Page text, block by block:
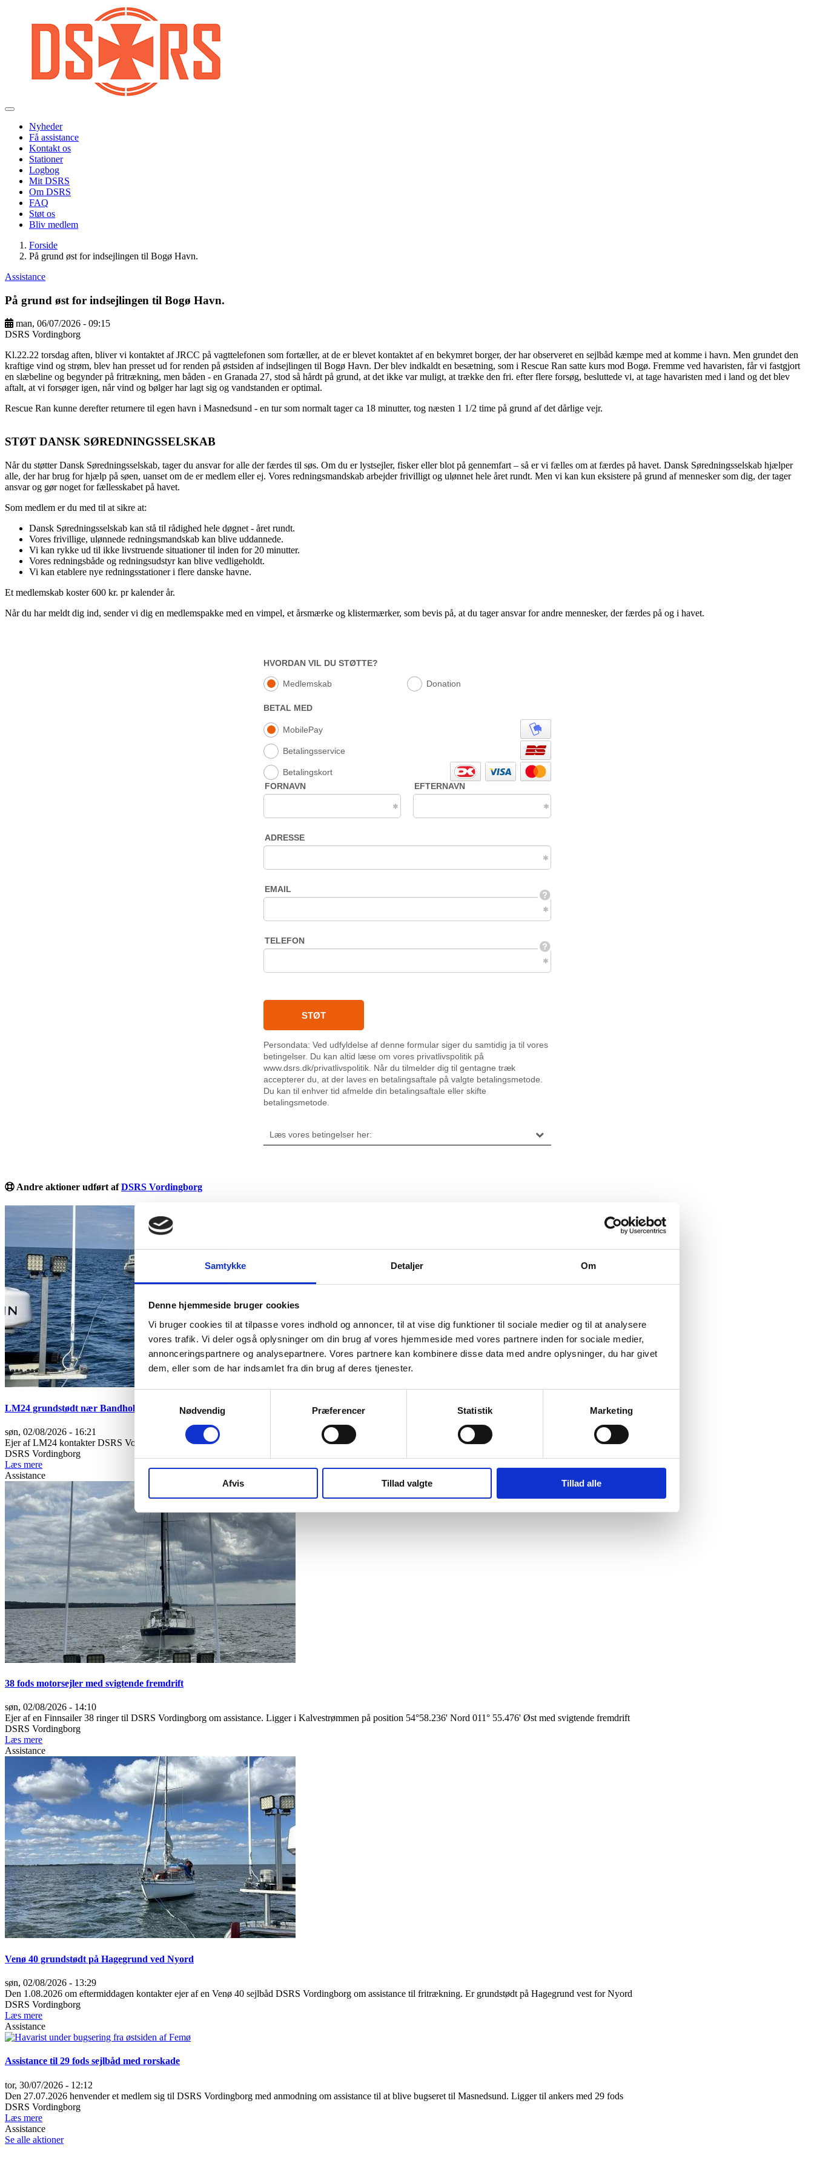
Samtykke Detaljer Om
Denne hjemmeside bruger cookies
Vi bruger cookies til at tilpasse vores indhold og annoncer, til at vise dig funktioner til sociale medier og til at analysere
vores trafik. Vi deler også oplysninger om din brug af vores hjemmeside med vores partnere inden for sociale medier,
annonceringspartnere og analysepartnere. Vores partnere kan kombinere disse data med andre oplysninger, du har givet
dem, eller som de har indsamlet fra din brug af deres tjenester.
Nødvendig
Præferencer Statistik Marketing
Afvis Tillad valgte Tillad alle
hovedindhold
Nyheder
Få assistance
Kontakt os
Stationer
Logbog
Mit DSRS
Om DSRS
FAQ
Støt os
Bliv medlem
Brødkrumme
Forside
På grund øst for indsejlingen til Bogø Havn.
Assistance
På grund øst for indsejlingen til Bogø Havn.
man, 06/07/2026 - 09:15
DSRS Vordingborg
Kl.22.22 torsdag aften, bliver vi kontaktet af JRCC på vagttelefonen som fortæller, at de er blevet kontaktet af en bekymret borger, der har observeret en sejlbåd kæmpe med at komme i havn. Men grundet den
kraftige vind og strøm, blev han presset ud for renden på østsiden af indsejlingen til Bogø Havn. Der blev indkaldt en besætning, som i Rescue Ran satte kurs mod Bogø. Fremme ved havaristen, får vi fastgjort
en slæbeline og begynder på fritrækning, men båden - en Granada 27, stod så hårdt på grund, at det ikke var muligt, at trække den fri. efter flere forsøg, besluttede vi, at tage havaristen med i land og det blev
aftalt, at vi forsøger igen, når vind og bølger har lagt sig og vandstanden er optimal.
Rescue Ran kunne derefter returnere til egen havn i Masnedsund - en tur som normalt tager ca 18 minutter, tog næsten 1 1/2 time på grund af det dårlige vejr.
STØT DANSK SØREDNINGSSELSKAB
Når du støtter Dansk Søredningsselskab, tager du ansvar for alle der færdes til søs. Om du er lystsejler, fisker eller blot på gennemfart – så er vi fælles om at færdes på havet. Dansk Søredningsselskab hjælper
alle, der har brug for hjælp på søen, uanset om de er medlem eller ej. Vores redningsmandskab arbejder frivilligt og ulønnet hele året rundt. Men vi kan kun eksistere på grund af mennesker som dig, der tager
ansvar og gør noget for fællesskabet på havet.
Som medlem er du med til at sikre at:
Dansk Søredningsselskab kan stå til rådighed hele døgnet - året rundt.
Vores frivillige, ulønnede redningsmandskab kan blive uddannede.
Vi kan rykke ud til ikke livstruende situationer til inden for 20 minutter.
Vores redningsbåde og redningsudstyr kan blive vedligeholdt.
Vi kan etablere nye redningsstationer i flere danske havne.
Et medlemskab koster 600 kr. pr kalender år.
Når du har meldt dig ind, sender vi dig en medlemspakke med en vimpel, et årsmærke og klistermærker, som bevis på, at du tager ansvar for andre mennesker, der færdes på og i havet.
Andre aktioner udført afDSRS Vordingborg
LM24 grundstødt nær Bandholm
søn, 02/08/2026 - 16:21
Ejer af LM24 kontakter DSRS Vordingborg for assistance til at blive trukket fri. Er grundstødt nordøst for Bandholm på Tørregrund position 54° 51.681'Nord 011°
DSRS Vordingborg
Læs mere
Assistance
38 fods motorsejler med svigtende fremdrift
søn, 02/08/2026 - 14:10
Ejer af en Finnsailer 38 ringer til DSRS Vordingborg om assistance. Ligger i Kalvestrømmen på position 54°58.236' Nord 011° 55.476' Øst med svigtende fremdrift
DSRS Vordingborg
Læs mere
Assistance
Venø 40 grundstødt på Hagegrund ved Nyord
søn, 02/08/2026 - 13:29
Den 1.08.2026 om eftermiddagen kontakter ejer af en Venø 40 sejlbåd DSRS Vordingborg om assistance til fritrækning. Er grundstødt på Hagegrund vest for Nyord
DSRS Vordingborg
Læs mere
Assistance
Assistance til 29 fods sejlbåd med rorskade
tor, 30/07/2026 - 12:12
Den 27.07.2026 henvender et medlem sig til DSRS Vordingborg med anmodning om assistance til at blive bugseret til Masnedsund. Ligger til ankers med 29 fods
DSRS Vordingborg
Læs mere
Assistance
Se alle aktioner